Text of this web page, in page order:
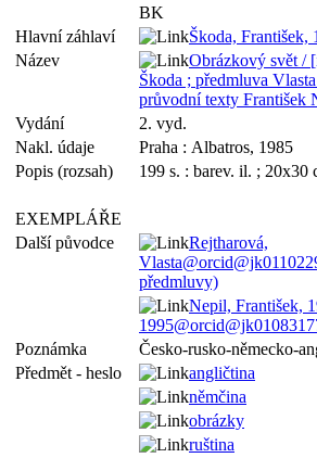
BK
Hlavní záhlaví
Škoda, František,
Název
Obrázkový svět /
Škoda ; předmluva
průvodní texty František
Vydání
2. vyd.
Nakl. údaje
Praha : Albatros, 1985
Popis (rozsah)
199 s. : barev. il. ; 20x30
EXEMPLÁŘE
Další původce
Rejtharová,
předmluvy)
Nepil, František,
Poznámka
Česko-rusko-německo-
Předmět - heslo
angličtina
němčina
obrázky
ruština